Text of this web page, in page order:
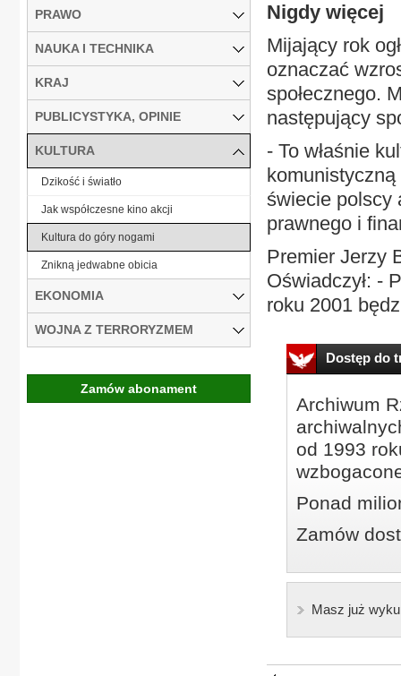
Nigdy więcej
Mijający rok
oznaczać
społecznego.
następujący
- To właśnie
świecie polscy
prawnego i
Premier Jerzy
Oświadczył: -
roku 2001
Dostęp do
Archiwum
od 1993
Ponad
Zamów
Masz już
PRAWO
NAUKA I TECHNIKA
KRAJ
PUBLICYSTYKA, OPINIE
KULTURA
Dzikość i światło
Jak współczesne kino akcji
Kultura do góry nogami
Znikną jedwabne obicia
EKONOMIA
WOJNA Z TERRORYZMEM
Zamów abonament